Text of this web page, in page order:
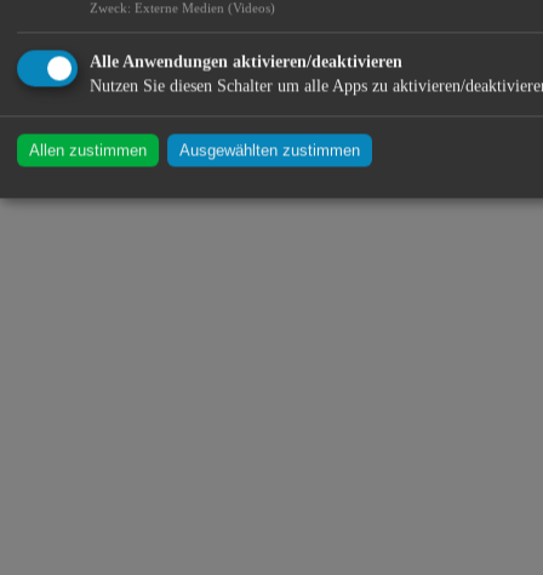
Zweck: Externe Medien (Videos)
Alle Anwendungen aktivieren/deaktivieren
Nutzen Sie diesen Schalter um alle Apps zu aktivieren/
Allen zustimmen Ausgewählten zustimmen